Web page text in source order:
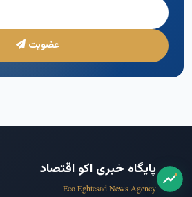
عضویت
پایگاه خبری اکو اقتصاد
Eco Eghtesad News Agency